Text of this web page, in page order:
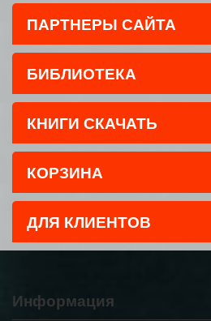
ПАРТНЕРЫ САЙТА
БИБЛИОТЕКА
КНИГИ СКАЧАТЬ
КОРЗИНА
ДЛЯ КЛИЕНТОВ
Информация